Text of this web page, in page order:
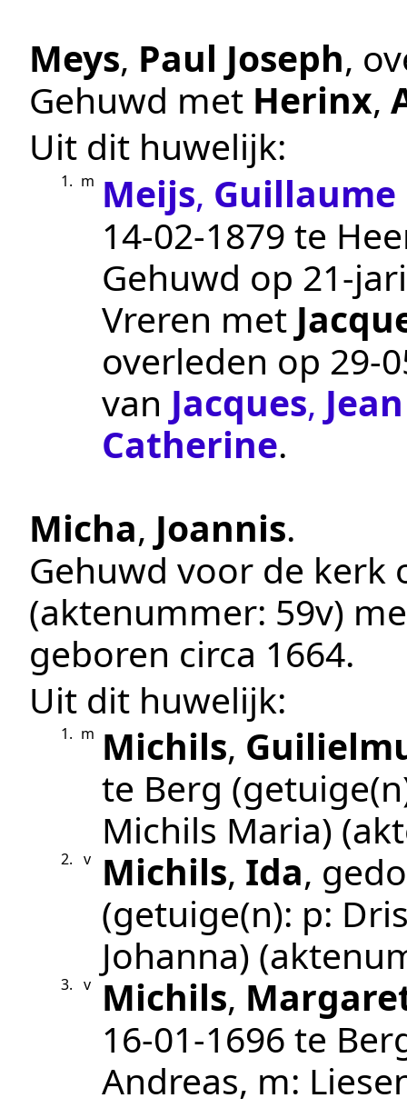
Meys, Paul Joseph,
Gehuwd met Herinx,
Uit dit huwelijk:
1. m Meijs,
14‑02‑1879 te
Gehuwd op 21-
Vreren met
overleden op
van Jacques,
Catherine.
Micha, Joannis.
Gehuwd voor de kerk
(aktenummer: 59v)
geboren circa 1664.
Uit dit huwelijk:
1. m Michils,
te Berg
Michils Maria)
2. v Michils, Ida,
(getuige(n): p:
Johanna)
3. v Michils,
16‑01‑1696 te
Andreas, m: